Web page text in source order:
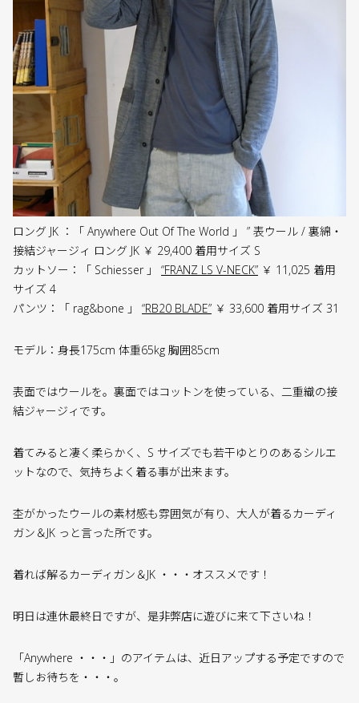
ロング JK ：「 Anywhere Out Of The World 」 ” 表ウール / 裏綿・
接結ジャージィ ロング JK ￥ 29,400 着用サイズ S
カットソー：「 Schiesser 」 “FRANZ LS V-NECK” ￥ 11,025 着用
サイズ 4
パンツ：「 rag&bone 」 “RB20 BLADE” ￥ 33,600 着用サイズ 31
モデル：身長175cm 体重65kg 胸囲85cm
表面ではウールを。裏面ではコットンを使っている、二重織の接
結ジャージィです。
着てみると凄く柔らかく、S サイズでも若干ゆとりのあるシルエ
ットなので、気持ちよく着る事が出来ます。
杢がかったウールの素材感も雰囲気が有り、大人が着るカーディ
ガン＆JK っと言った所です。
着れば解るカーディガン＆JK ・・・オススメです！
明日は連休最終日ですが、是非弊店に遊びに来て下さいね！
「Anywhere ・・・」のアイテムは、近日アップする予定ですので
暫しお待ちを・・・。